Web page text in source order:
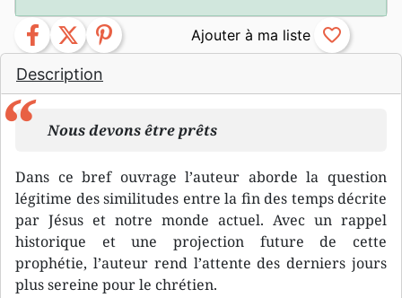
Description
Nous devons être prêts
Dans ce bref ouvrage l’auteur aborde la question
légitime des similitudes entre la fin des temps décrite
par Jésus et notre monde actuel. Avec un rappel
historique et une projection future de cette
prophétie, l’auteur rend l’attente des derniers jours
plus sereine pour le chrétien.
facebook twitter pinterest favorite_border